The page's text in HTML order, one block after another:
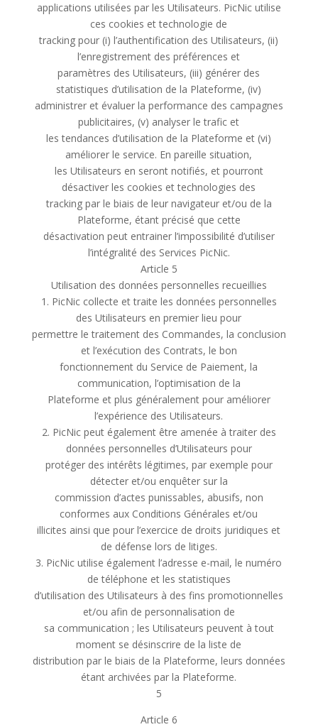
applications utilisées par les Utilisateurs. PicNic utilise
ces cookies et technologie de
tracking pour (i) l’authentification des Utilisateurs, (ii)
l’enregistrement des préférences et
paramètres des Utilisateurs, (iii) générer des
statistiques d’utilisation de la Plateforme, (iv)
administrer et évaluer la performance des campagnes
publicitaires, (v) analyser le trafic et
les tendances d’utilisation de la Plateforme et (vi)
améliorer le service. En pareille situation,
les Utilisateurs en seront notifiés, et pourront
désactiver les cookies et technologies des
tracking par le biais de leur navigateur et/ou de la
Plateforme, étant précisé que cette
désactivation peut entrainer l’impossibilité d’utiliser
l’intégralité des Services PicNic.
Article 5
Utilisation des données personnelles recueillies
1. PicNic collecte et traite les données personnelles
des Utilisateurs en premier lieu pour
permettre le traitement des Commandes, la conclusion
et l’exécution des Contrats, le bon
fonctionnement du Service de Paiement, la
communication, l’optimisation de la
Plateforme et plus généralement pour améliorer
l’expérience des Utilisateurs.
2. PicNic peut également être amenée à traiter des
données personnelles d’Utilisateurs pour
protéger des intérêts légitimes, par exemple pour
détecter et/ou enquêter sur la
commission d’actes punissables, abusifs, non
conformes aux Conditions Générales et/ou
illicites ainsi que pour l’exercice de droits juridiques et
de défense lors de litiges.
3. PicNic utilise également l’adresse e-mail, le numéro
de téléphone et les statistiques
d’utilisation des Utilisateurs à des fins promotionnelles
et/ou afin de personnalisation de
sa communication ; les Utilisateurs peuvent à tout
moment se désinscrire de la liste de
distribution par le biais de la Plateforme, leurs données
étant archivées par la Plateforme.
5
Article 6